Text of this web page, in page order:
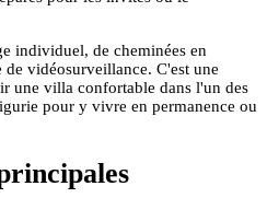
individuel, de cheminées en
vidéosurveillance. C'est une
une villa confortable dans l'un des
pour y vivre en permanence ou